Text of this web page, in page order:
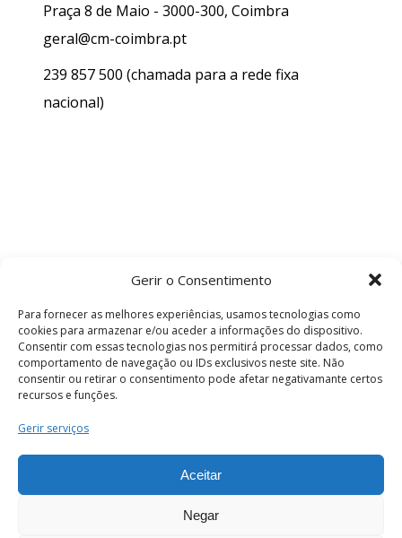
Gerir o Consentimento
Para fornecer as melhores experiências, usamos tecnologias como
cookies para armazenar e/ou aceder a informações do dispositivo.
Consentir com essas tecnologias nos permitirá processar dados, como
comportamento de navegação ou IDs exclusivos neste site. Não
consentir ou retirar o consentimento pode afetar negativamante certos
recursos e funções.
Gerir serviços
Aceitar
Negar
Praça 8 de Maio - 3000-300, Coimbra
geral@cm-coimbra.pt
239 857 500 (chamada para a rede fixa
nacional)
Termos e Condições
os direitos reservados.